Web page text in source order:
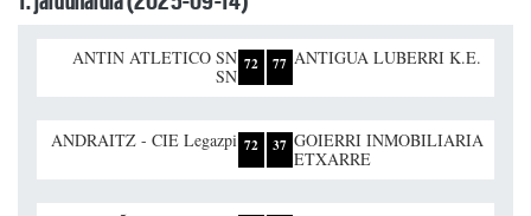
ANTIN ATLETICO SN
SN
72 77 ANTIGUA LUBERRI K.E.
ANDRAITZ - CIE Legazpi 72 37 GOIERRI INMOBILIARIA
ETXARRE